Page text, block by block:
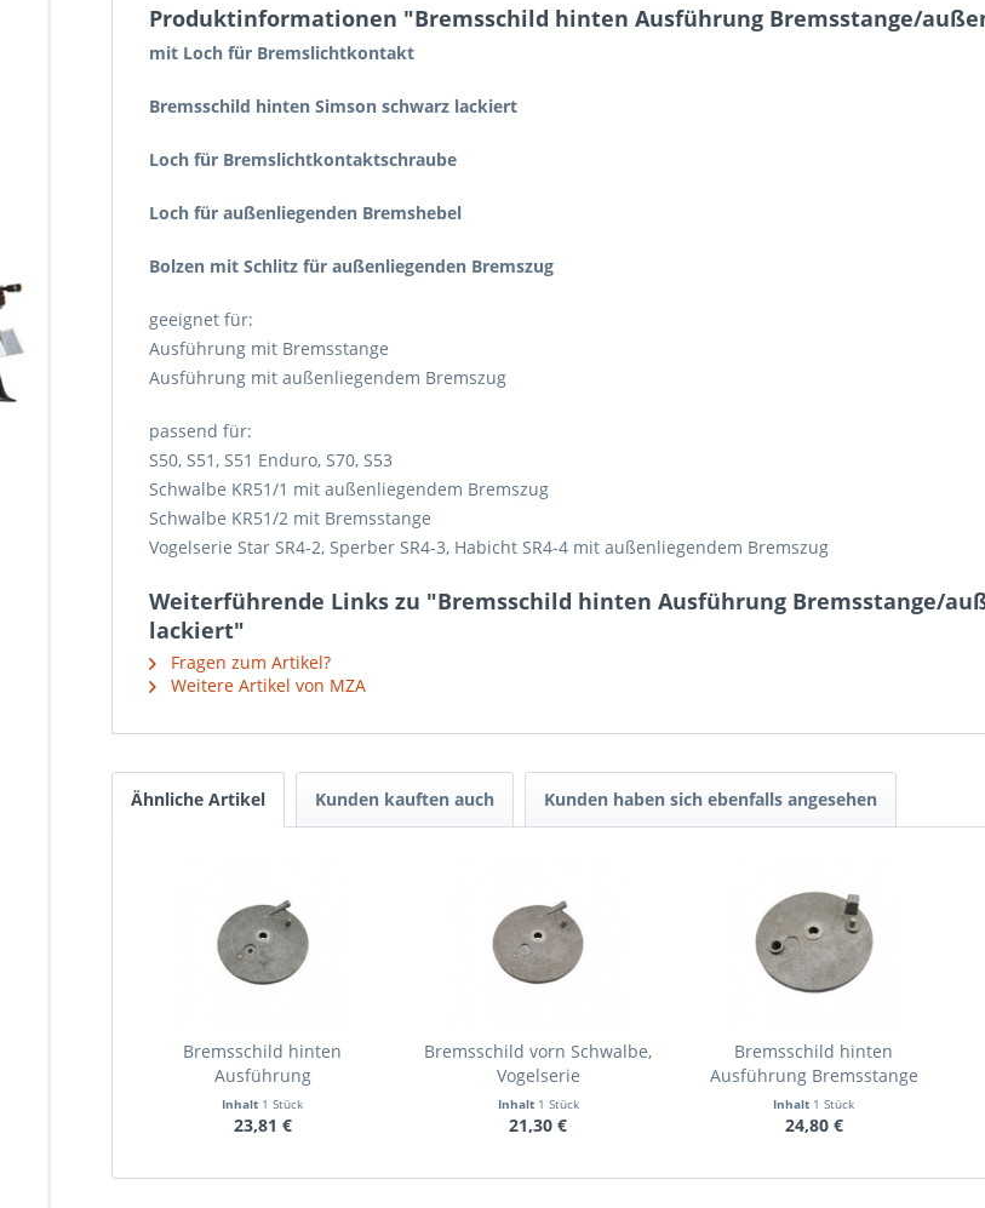
Produktinformationen "Bremsschild hinten Ausführung Bremsstange/
mit Loch für Bremslichtkontakt
Bremsschild hinten Simson schwarz lackiert
Loch für Bremslichtkontaktschraube
Loch für außenliegenden Bremshebel
Bolzen mit Schlitz für außenliegenden Bremszug
geeignet für:
Ausführung mit Bremsstange
Ausführung mit außenliegendem Bremszug
passend für:
S50, S51, S51 Enduro, S70, S53
Schwalbe KR51/1 mit außenliegendem Bremszug
Schwalbe KR51/2 mit Bremsstange
Vogelserie Star SR4-2, Sperber SR4-3, Habicht SR4-4 mit außenliegendem Bremszug
Weiterführende Links zu "Bremsschild hinten Ausführung Bremsstange/
lackiert"
Fragen zum Artikel?
Weitere Artikel von MZA
Ähnliche Artikel Kunden kauften auch Kunden haben sich ebenfalls angesehen
Bremsschild hinten
Ausführung
innenliegender...
Inhalt 1 Stück
23,81 €
Bremsschild vorn Schwalbe,
Vogelserie
Inhalt 1 Stück
21,30 €
Bremsschild hinten
Ausführung Bremsstange
S51...
Inhalt 1 Stück
24,80 €